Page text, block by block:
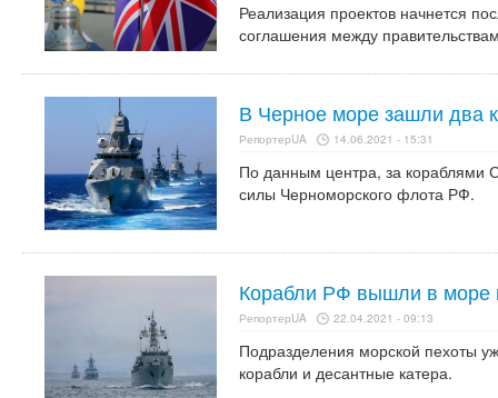
Реализация проектов начнется
соглашения между
В Черное море зашли два
РепортерUA 14.06.2021 - 15:31
По данным центра, за кораблями
силы Черноморского флота РФ.
Корабли РФ вышли в море
РепортерUA 22.04.2021 - 09:13
Подразделения морской пехоты
корабли и десантные катера.